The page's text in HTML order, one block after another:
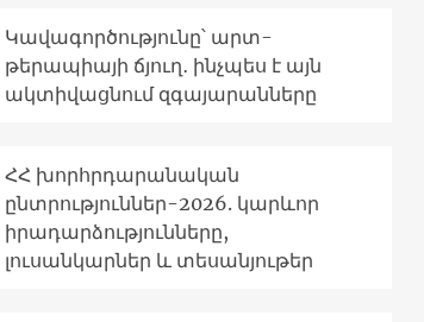
Կավագործությունը՝ արտ-
թերապիայի ճյուղ․ ինչպես է այն
ակտիվացնում զգայարանները
ՀՀ խորհրդարանական
ընտրություններ-2026. կարևոր
իրադարձությունները,
լուսանկարներ և տեսանյութեր